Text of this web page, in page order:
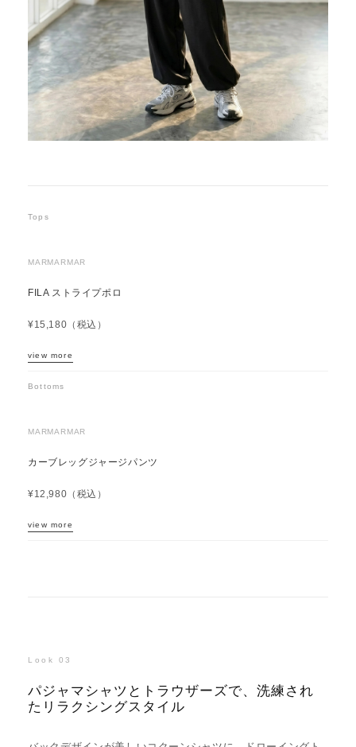
Tops
MARMARMAR
FILA ストライプポロ
¥15,180（税込）
view more
Bottoms
MARMARMAR
カーブレッグジャージパンツ
¥12,980（税込）
view more
Look 03
パジャマシャツとトラウザーズで、洗練され
たリラクシングスタイル